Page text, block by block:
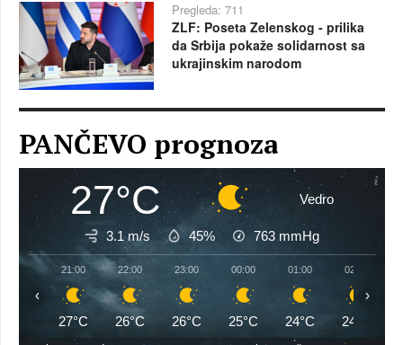
Pregleda: 711
ZLF: Poseta Zelenskog - prilika
da Srbija pokaže solidarnost sa
ukrajinskim narodom
PANČEVO prognoza
27°C Vedro
3.1 m/s 45% 763 mmHg
21:00
27°C
22:00
26°C
23:00
26°C
00:00
25°C
01:00
24°C
02:00
24°C
‹ ›